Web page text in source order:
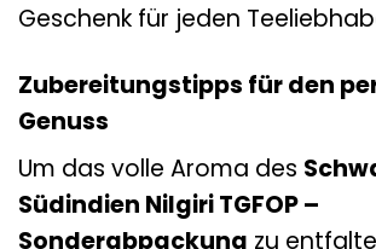
Geschenk für jeden
Zubereitungstipps für den
Genuss
Um das volle Aroma des
Südindien Nilgiri TGFOP –
Sonderabpackung zu